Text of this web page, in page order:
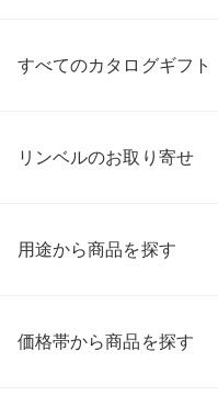
すべてのカタログギフト
リンベルのお取り寄せ
用途から商品を探す
価格帯から商品を探す